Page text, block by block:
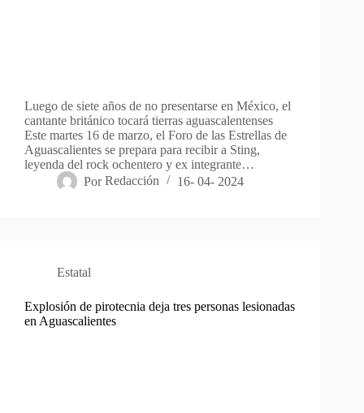
Luego de siete años de no presentarse en México, el
cantante británico tocará tierras aguascalentenses
Este martes 16 de marzo, el Foro de las Estrellas de
Aguascalientes se prepara para recibir a Sting,
leyenda del rock ochentero y ex integrante…
Por Redacción 16- 04- 2024
Estatal
Explosión de pirotecnia deja tres personas lesionadas
en Aguascalientes